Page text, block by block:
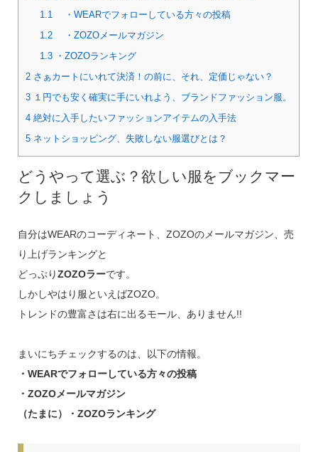
1.1
・WEARでフォローしている方々の投稿
1.2・ZOZOメールマガジン
1.3・ZOZOランキング
2さぁカートにいれて決済！の前に、それ、定価じゃない？
3１円でも安く確実に手にいれよう、ブランドファッション服。
4絶対に入手したいファッションアイテムの入手法
5ネットショッピング、失敗しない服選びとは？
どうやって選ぶ？欲しい服をブックマー
クしましょう
自分はWEARのコーディネート、ZOZOのメールマガジン、売
り上げランキングと
どっぷりZOZOラーです。
しかしやはり服といえばZOZO。
トレンドの豊富さは右に出るモール、ありません!!
まいにちチェックするのは、以下の情報。
・WEARでフォローしている方々の投稿
・ZOZOメールマガジン
（たまに）・ZOZOランキング